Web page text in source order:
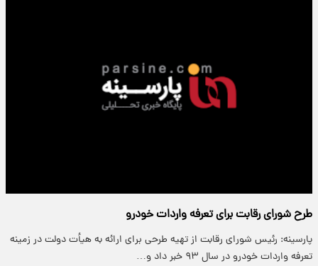
طرح شورای رقابت برای تعرفه واردات خودرو
پارسینه: رئیس شورای رقابت از تهیه طرحی برای ارائه به هیأت دولت در زمینه
تعرفه واردات خودرو در سال ۹۳ خبر داد و…